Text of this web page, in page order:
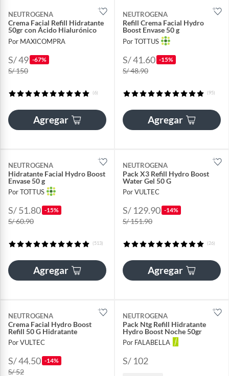
NEUTROGENA
Crema Facial Refill Hidratante
50gr con Ácido Hialurónico
Por MAXICOMPRA
S/ 49 -67%
S/ 150
(6)
Agregar
NEUTROGENA
Refill Crema Facial Hydro
Boost Envase 50 g
Por TOTTUS
S/ 41.60 -15%
S/ 48.90
(95)
Agregar
NEUTROGENA
Hidratante Facial Hydro Boost
Envase 50 g
Por TOTTUS
S/ 51.80 -15%
S/ 60.90
(513)
Agregar
NEUTROGENA
Pack X3 Refill Hydro Boost
Water Gel 50 G
Por VULTEC
S/ 129.90 -14%
S/ 151.90
(26)
Agregar
NEUTROGENA
Crema Facial Hydro Boost
Refill 50 G Hidratante
Por VULTEC
S/ 44.50 -14%
S/ 52
NEUTROGENA
Pack Ntg Refill Hidratante
Hydro Boost Noche 50gr
Por FALABELLA
S/ 102